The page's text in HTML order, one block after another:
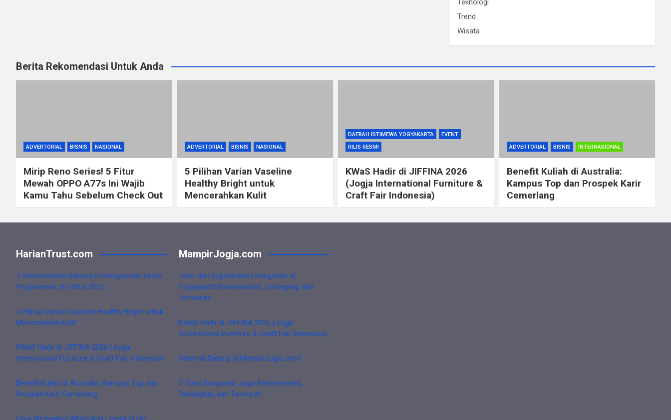
Teknologi
Trend
Wisata
Berita Rekomendasi Untuk Anda
ADVERTORIAL BISNIS NASIONAL
Mirip Reno Series! 5 Fitur
Mewah OPPO A77s Ini Wajib
Kamu Tahu Sebelum Check Out
ADVERTORIAL BISNIS NASIONAL
5 Pilihan Varian Vaseline
Healthy Bright untuk
Mencerahkan Kulit
DAERAH ISTIMEWA YOGYAKARTA
EVENT
RILIS RESMI
KWaS Hadir di JIFFINA 2026
(Jogja International Furniture &
Craft Fair Indonesia)
ADVERTORIAL BISNIS INTERNASIONAL
Benefit Kuliah di Australia:
Kampus Top dan Prospek Karir
Cemerlang
HarianTrust.com
7 Rekomendasi Bahasa Pemrograman untuk
Programmer di Tahun 2025
5 Pilihan Varian Vaseline Healthy Bright untuk
Mencerahkan Kulit
KWaS Hadir di JIFFINA 2026 (Jogja
International Furniture & Craft Fair Indonesia)
Benefit Kuliah di Australia: Kampus Top dan
Prospek Karir Cemerlang
MampirJogja.com
Toko dan Supermarket Bangunan di
Yogyakarta Rekomended, Terlengkap dan
Termurah
KWaS Hadir di JIFFINA 2026 (Jogja
International Furniture & Craft Fair Indonesia)
Selamat Datang di MampirJogja.com!
7 Toko Bangunan Jogja Rekomended,
Terlengkap dan Termurah